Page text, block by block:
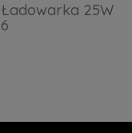
Ładowarka 25W